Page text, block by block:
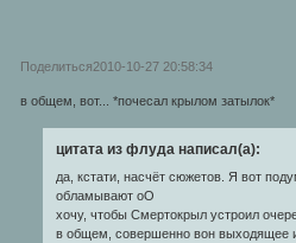
Поделиться2010-10-27 20:58:34
в общем, вот... *почесал крылом затылок*
цитата из флуда написал(а):
да, кстати, насчёт сюжетов. Я вот
обламывают оО
хочу, чтобы Смертокрыл устроил
в общем, совершенно вон выходящее